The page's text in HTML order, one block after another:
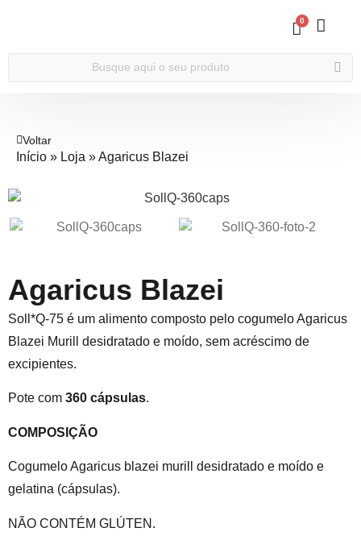
0
Voltar
Início » Loja »Agaricus Blazei
Agaricus Blazei
Soll*Q-75 é um alimento composto pelo cogumelo Agaricus
Blazei Murill desidratado e moído, sem acréscimo de
excipientes.
Pote com 360 cápsulas.
COMPOSIÇÃO
Cogumelo Agaricus blazei murill desidratado e moído e
gelatina (cápsulas).
NÃO CONTÉM GLÚTEN.